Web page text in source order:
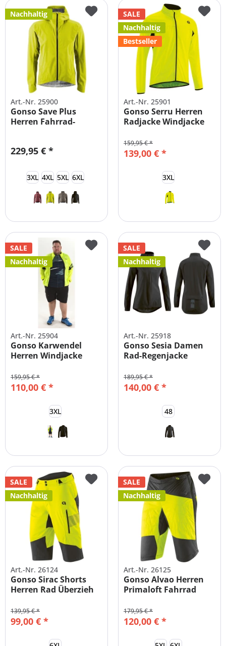
Nachhaltig
Art.-Nr. 25900
Gonso Save Plus
Herren Fahrrad-
229,95 € *
3XL 4XL 5XL 6XL
SALE
Nachhaltig
Bestseller
Art.-Nr. 25901
Gonso Serru Herren
Radjacke Windjacke
139,00 € *
159,95 € *
3XL
SALE
Nachhaltig
Art.-Nr. 25904
Gonso Karwendel
Herren Windjacke
110,00 € *
159,95 € *
3XL
SALE
Nachhaltig
Art.-Nr. 25918
Gonso Sesia Damen
Rad-Regenjacke
140,00 € *
189,95 € *
48
SALE
Nachhaltig
Art.-Nr. 26124
Gonso Sirac Shorts
Herren Rad Überzieh
99,00 € *
139,95 € *
SALE
Nachhaltig
Art.-Nr. 26125
Gonso Alvao Herren
Primaloft Fahrrad
120,00 € *
179,95 € *